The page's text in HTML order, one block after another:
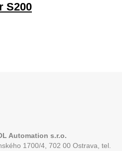
S200
Automation s.r.o.
1700/4, 702 00 Ostrava,tel.